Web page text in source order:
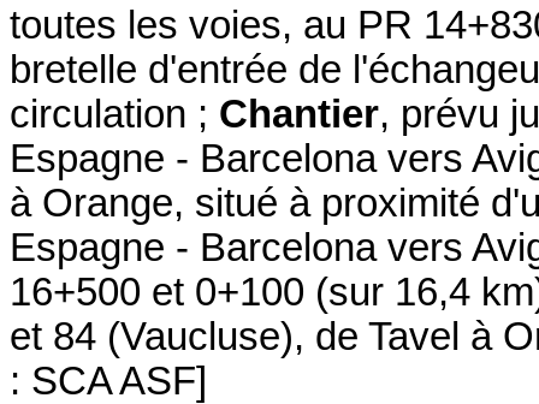
toutes les voies, au PR
bretelle d'entrée de
circulation ; Chantier, prévu
Espagne - Barcelona vers
à Orange, situé à proximité
Espagne - Barcelona vers
16+500 et 0+100 (sur 16,4
et 84 (Vaucluse), de Tavel à
: SCA ASF]